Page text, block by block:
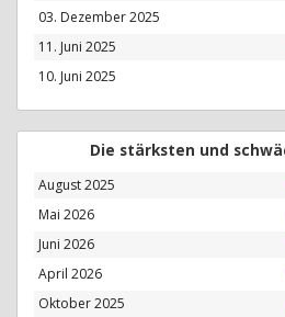
03. Dezember 2025
11. Juni 2025
10. Juni 2025
Die stärksten und
August 2025
Mai 2026
Juni 2026
April 2026
Oktober 2025